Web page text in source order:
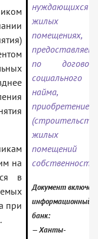
на
в
при
нуждающихся
жилых
помещениях,
по
социального
найма,
приобретение
жилых
помещений
собственность»
Документ включен
информационный
банк:
— Ханты-